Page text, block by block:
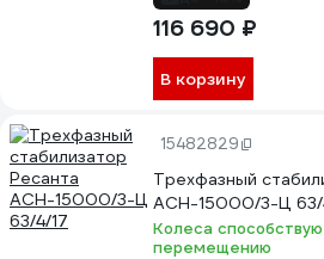
116 690 ₽
В корзину
15482829
Трехфазный
АСН-15000/3-Ц 63/
Колеса
перемещению